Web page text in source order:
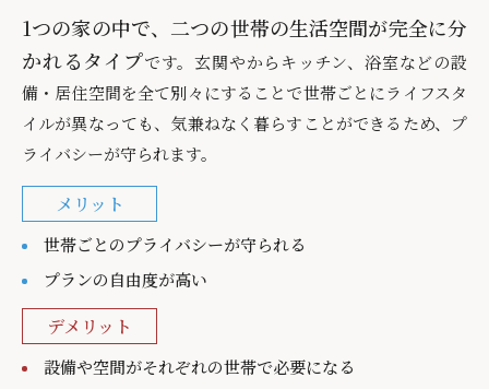
1つの家の中で、二つの世帯の生活空間が完全に分
かれるタイプです。玄関やからキッチン、浴室などの設
備・居住空間を全て別々にすることで世帯ごとにライフスタ
イルが異なっても、気兼ねなく暮らすことができるため、プ
ライバシーが守られます。
メリット
世帯ごとのプライバシーが守られる
プランの自由度が高い
デメリット
設備や空間がそれぞれの世帯で必要になる